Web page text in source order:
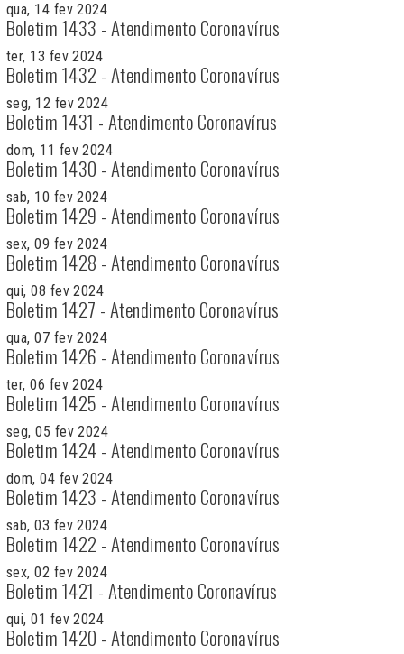
qua, 14 fev 2024
Boletim 1433 - Atendimento Coronavírus
ter, 13 fev 2024
Boletim 1432 - Atendimento Coronavírus
seg, 12 fev 2024
Boletim 1431 - Atendimento Coronavírus
dom, 11 fev 2024
Boletim 1430 - Atendimento Coronavírus
sab, 10 fev 2024
Boletim 1429 - Atendimento Coronavírus
sex, 09 fev 2024
Boletim 1428 - Atendimento Coronavírus
qui, 08 fev 2024
Boletim 1427 - Atendimento Coronavírus
qua, 07 fev 2024
Boletim 1426 - Atendimento Coronavírus
ter, 06 fev 2024
Boletim 1425 - Atendimento Coronavírus
seg, 05 fev 2024
Boletim 1424 - Atendimento Coronavírus
dom, 04 fev 2024
Boletim 1423 - Atendimento Coronavírus
sab, 03 fev 2024
Boletim 1422 - Atendimento Coronavírus
sex, 02 fev 2024
Boletim 1421 - Atendimento Coronavírus
qui, 01 fev 2024
Boletim 1420 - Atendimento Coronavírus